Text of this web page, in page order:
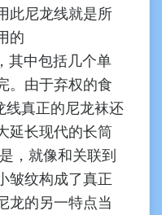
此尼龙线就是所
的
中包括几个单
。由于弃权的食
线真正的尼龙袜还
延长现代的长筒
，就像和关联到
皱纹构成了真正
龙的另一特点当